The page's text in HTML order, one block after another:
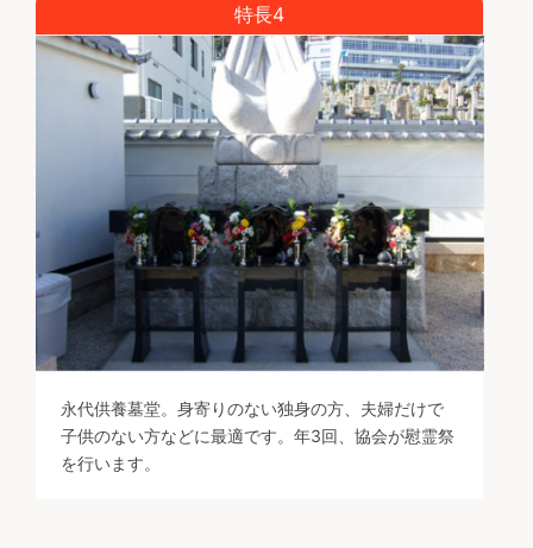
特長4
永代供養墓堂。身寄りのない独身の方、夫婦だけで
子供のない方などに最適です。年3回、協会が慰霊祭
を行います。